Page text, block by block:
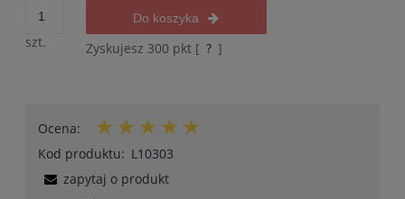
szt.
Do koszyka
Zyskujesz 300 pkt [ ? ]
Ocena:
Kod produktu: L10303
zapytaj o produkt